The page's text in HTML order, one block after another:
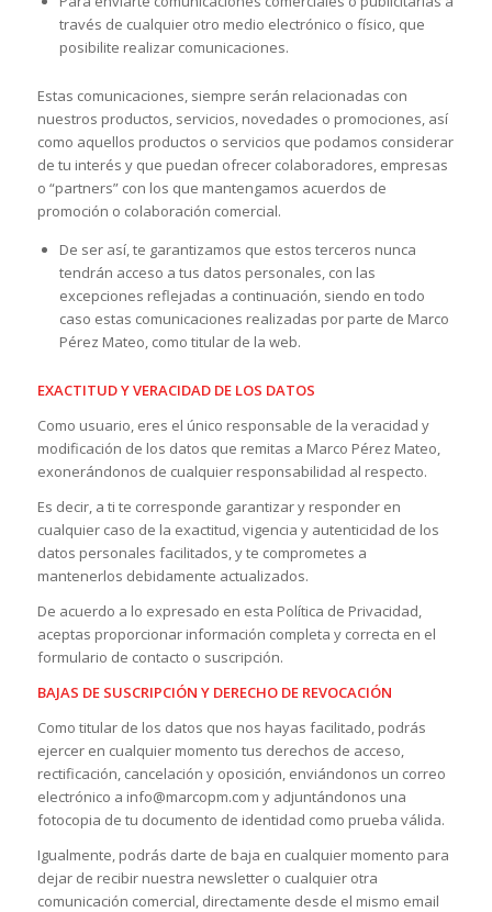
través de cualquier otro medio electrónico o físico, que
posibilite realizar comunicaciones.
Estas comunicaciones, siempre serán relacionadas con
nuestros productos, servicios, novedades o promociones, así
como aquellos productos o servicios que podamos considerar
de tu interés y que puedan ofrecer colaboradores, empresas
o “partners” con los que mantengamos acuerdos de
promoción o colaboración comercial.
De ser así, te garantizamos que estos terceros nunca
tendrán acceso a tus datos personales, con las
excepciones reflejadas a continuación, siendo en todo
caso estas comunicaciones realizadas por parte de Marco
Pérez Mateo, como titular de la web.
EXACTITUD Y VERACIDAD DE LOS DATOS
Como usuario, eres el único responsable de la veracidad y
modificación de los datos que remitas a Marco Pérez Mateo,
exonerándonos de cualquier responsabilidad al respecto.
Es decir, a ti te corresponde garantizar y responder en
cualquier caso de la exactitud, vigencia y autenticidad de los
datos personales facilitados, y te comprometes a
mantenerlos debidamente actualizados.
De acuerdo a lo expresado en esta Política de Privacidad,
aceptas proporcionar información completa y correcta en el
formulario de contacto o suscripción.
BAJAS DE SUSCRIPCIÓN Y DERECHO DE REVOCACIÓN
Como titular de los datos que nos hayas facilitado, podrás
ejercer en cualquier momento tus derechos de acceso,
rectificación, cancelación y oposición, enviándonos un correo
electrónico a info@marcopm.com y adjuntándonos una
fotocopia de tu documento de identidad como prueba válida.
Igualmente, podrás darte de baja en cualquier momento para
dejar de recibir nuestra newsletter o cualquier otra
comunicación comercial, directamente desde el mismo email